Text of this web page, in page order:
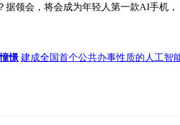
领会，将会成为年轻人第一款AI手机，
憬 建成全国首个公共办事性质的人工智